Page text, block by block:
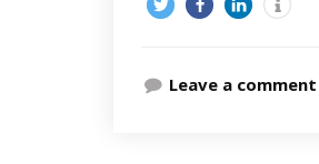
Leave a comment